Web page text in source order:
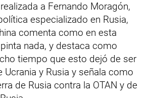
a Fernando Moragón,
especializado en Rusia,
comenta como en esta
nada, y destaca como
tiempo que esto dejó de ser
Ucrania y Rusia y señala como
de Rusia contra la OTAN y de